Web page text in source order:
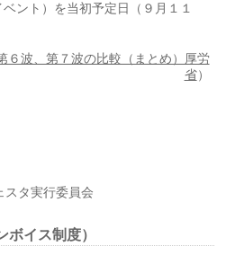
ント）を当初予定日（９月１１
６波、第７波の比較（まとめ）厚労
省）
タ実行委員会
イス制度）